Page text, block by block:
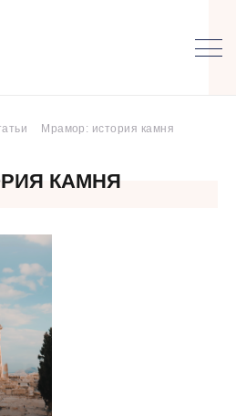
Мрамор: история камня
КАМНЯ